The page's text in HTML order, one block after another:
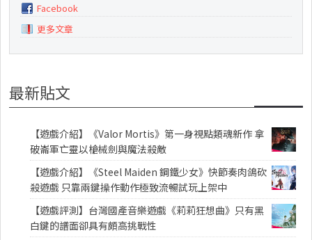
Facebook
更多文章
最新貼文
【遊戲介紹】《Valor Mortis》第一身視點類魂新作 拿
破崙軍亡靈以槍械劍與魔法殺敵
【遊戲介紹】《Steel Maiden 鋼鐵少女》快節奏肉鴿砍
殺遊戲 只靠兩鍵操作動作極致流暢試玩上架中
【遊戲評測】台灣國產音樂遊戲《莉莉狂想曲》只有黑
白鍵的譜面卻具有頗高挑戰性